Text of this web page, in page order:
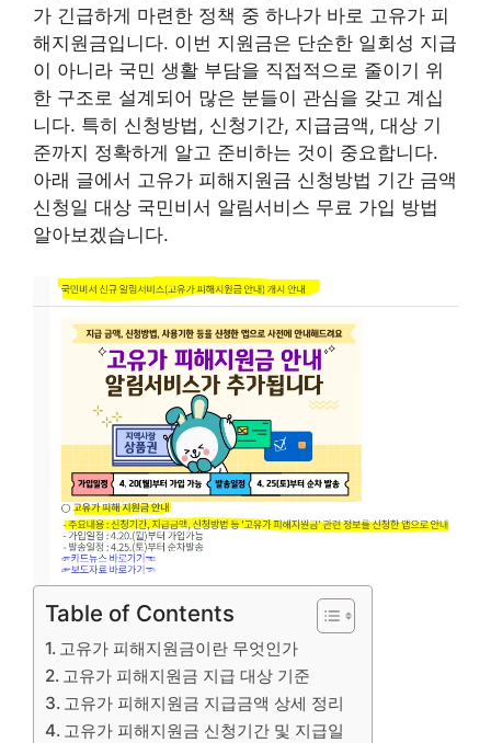
가 긴급하게 마련한 정책 중 하나가 바로 고유가 피
해지원금입니다. 이번 지원금은 단순한 일회성 지급
이 아니라 국민 생활 부담을 직접적으로 줄이기 위
한 구조로 설계되어 많은 분들이 관심을 갖고 계십
니다. 특히 신청방법, 신청기간, 지급금액, 대상 기
준까지 정확하게 알고 준비하는 것이 중요합니다.
아래 글에서 고유가 피해지원금 신청방법 기간 금액
신청일 대상 국민비서 알림서비스 무료 가입 방법
알아보겠습니다.
Table of Contents
고유가 피해지원금이란 무엇인가
고유가 피해지원금 지급 대상 기준
고유가 피해지원금 지급금액 상세 정리
고유가 피해지원금 신청기간 및 지급일